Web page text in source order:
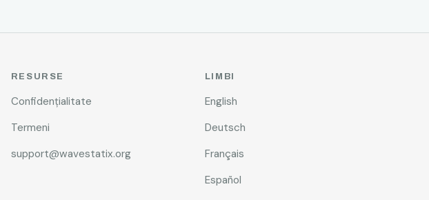
RESURSE
Confidențialitate
Termeni
support@wavestatix.org
LIMBI
English
Deutsch
Français
Español